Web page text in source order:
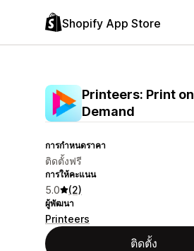
Shopify App Store
Printeers: Print on
Demand
การกำหนดราคา
ติดตั้งฟรี
การให้คะแนน
5.0 (2)
ผู้พัฒนา
Printeers
ติดตั้ง